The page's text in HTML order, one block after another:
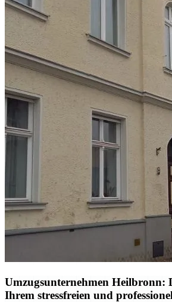
Umzugsunternehmen Heilbronn:
Ihrem stressfreien und